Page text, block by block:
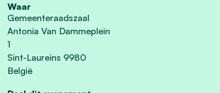
Waar
Gemeenteraadszaal
Antonia Van Dammeplein
1
Sint-Laureins 9980
België